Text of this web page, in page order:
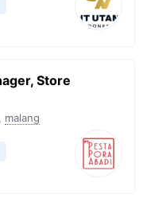
Store
, malang